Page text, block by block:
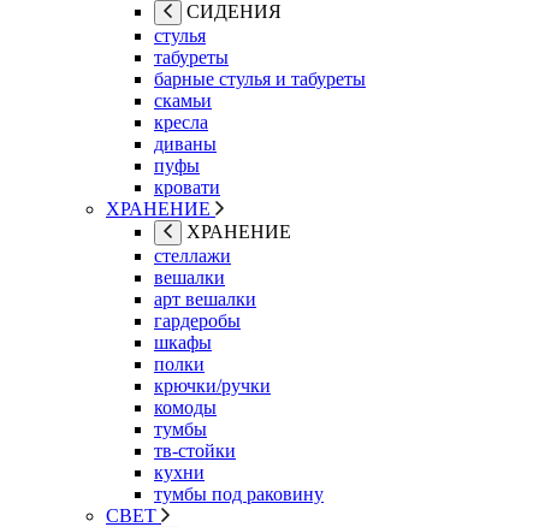
СИДЕНИЯ
стулья
табуреты
барные стулья и табуреты
скамьи
кресла
диваны
пуфы
кровати
ХРАНЕНИЕ
ХРАНЕНИЕ
стеллажи
вешалки
арт вешалки
гардеробы
шкафы
полки
крючки/ручки
комоды
тумбы
тв-стойки
кухни
тумбы под раковину
СВЕТ